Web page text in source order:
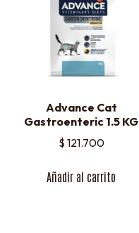
Advance Cat
Gastroenteric 1.5 KG
$ 121.700
Añadir al carrito